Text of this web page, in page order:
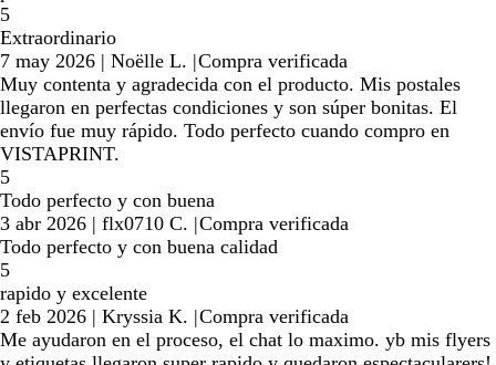
5
Extraordinario
7 may 2026 | Noëlle L. |Compra verificada
Muy contenta y agradecida con el producto. Mis postales
llegaron en perfectas condiciones y son súper bonitas. El
envío fue muy rápido. Todo perfecto cuando compro en
VISTAPRINT.
5
Todo perfecto y con buena
3 abr 2026 | flx0710 C. |Compra verificada
Todo perfecto y con buena calidad
5
rapido y excelente
2 feb 2026 | Kryssia K. |Compra verificada
Me ayudaron en el proceso, el chat lo maximo. yb mis flyers